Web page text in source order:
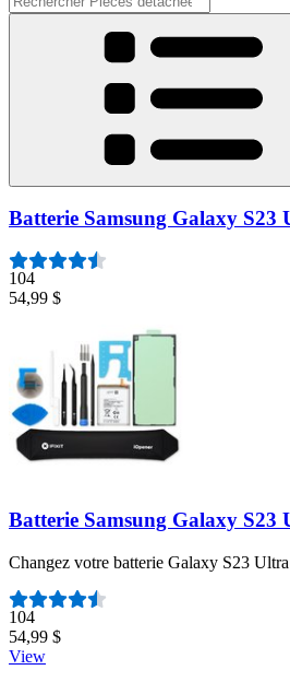
Batterie Samsung Galaxy S23
104
54,99 $
Batterie Samsung Galaxy S23
Changez votre batterie Galaxy S23
Nombre d'avis :
104
54,99 $
View